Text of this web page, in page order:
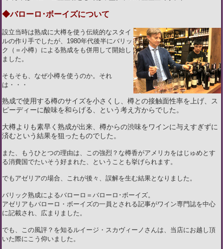
◆バローロ･ボーイズについて
設立当時は熟成に大樽を使う伝統的なスタイ
ルの作り手でしたが、1980年代後半にバリッ
ク（＝小樽）による熟成をも併用して開始し
ました。
そもそも、なぜ小樽を使うのか。それ
は・・・
熟成で使用する樽のサイズを小さくし、樽との接触面性率を上げ、ス
ピーディーに酸味を和らげる、という考え方からでした。
大樽よりも素早く熟成が出来、樽からの渋味をワインに与えすぎずに
済むという結果を狙ったものでした。
また、もうひとつの理由は、この強烈？な樽香がアメリカをはじゅめとす
る消費国でたいそう好まれた、ということも挙げられます。
でもアゼリアの場合、これが後々、誤解を生む結果となりました。
バリック熟成によるバローロ＝バローロ･ボーイズ。
アゼリアもバローロ・ボーイズの一員とされる記事がワイン専門誌を中心
に記載され、広まりました。
でも、この風評？を知るルイージ・スカヴィーノさんは、当店にお越し頂
いた際にこう仰いました。